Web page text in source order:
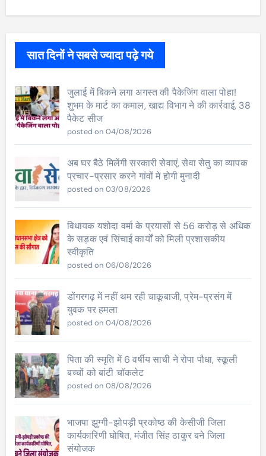
सात दिनों ने सबसे ज्यादा पढ़े गये
जुलाई में बिकने लगा अगस्त की पैकेजिंग वाला पोहा!
शुभम के मार्ट का कमाल, खाद्य विभाग ने की कार्रवाई, 38
पैकेट सीज
posted on 04/08/2026
अब घर बैठे मिलेंगी सरकारी सेवाएं, सेवा सेतु का व्यापक
प्रचार-प्रसार करने गांवों मे होगी मुनादी
posted on 03/08/2026
विधायक यशोदा वर्मा के प्रयासों से 56 करोड़ से अधिक
के सड़क एवं सिंचाई कार्यों को मिली प्रशासकीय
स्वीकृति
posted on 06/08/2026
डोंगरगढ़ में नहीं थम रही चाकूबाजी, प्रेम-प्रसंग में
युवक पर हमला
posted on 04/08/2026
पिता की स्मृति में 6 वर्षीय साची ने रोपा पौधा, स्कूली
बच्चों को बांटी चॉकलेट
posted on 08/08/2026
भाजपा झुग्गी-झोपड़ी प्रकोष्ठ की केसीजी जिला
कार्यकारिणी घोषित, मंजीत सिंह ठाकुर बने जिला
संयोजक